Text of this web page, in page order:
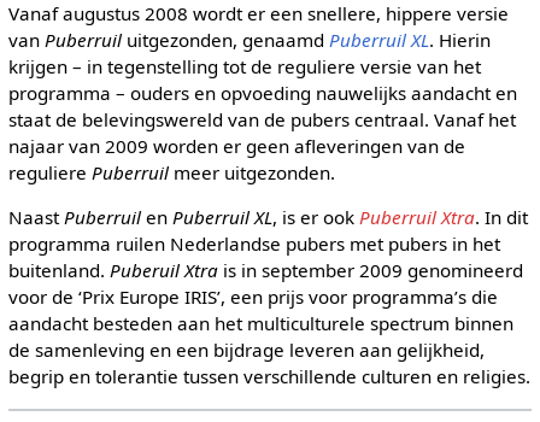
Vanaf augustus 2008 wordt er een snellere, hippere versie
van Puberruiluitgezonden, genaamd Puberruil XL. Hierin
krijgen – in tegenstelling tot de reguliere versie van het
programma – ouders en opvoeding nauwelijks aandacht en
staat de belevingswereld van de pubers centraal. Vanaf het
najaar van 2009 worden er geen afleveringen van de
reguliere Puberruilmeer uitgezonden.
NaastPuberruilen Puberruil XL, is er ook Puberruil Xtra. In dit
programma ruilen Nederlandse pubers met pubers in het
buitenland. Puberuil Xtrais in september 2009 genomineerd
voor de ‘Prix Europe IRIS’, een prijs voor programma’s die
aandacht besteden aan het multiculturele spectrum binnen
de samenleving en een bijdrage leveren aan gelijkheid,
begrip en tolerantie tussen verschillende culturen en religies.